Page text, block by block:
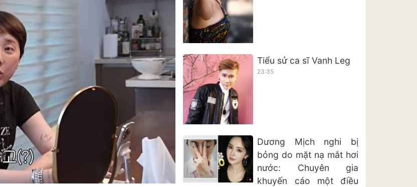
Tiểu sử ca sĩ Vanh Leg
23:35
Dương Mịch nghi bị
bỏng do mặt nạ mắt hơi
nước: Chuyên gia
khuyến cáo một điều